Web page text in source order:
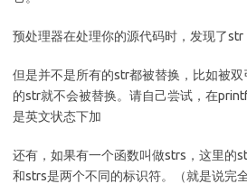
预处理器在处理你的源代码时，发现了str
但是并不是所有的str都被替换，比如被
的str就不会被替换。请自己尝试，在
是英文状态下加
还有，如果有一个函数叫做strs，这里的
和strs是两个不同的标识符。（就是说完